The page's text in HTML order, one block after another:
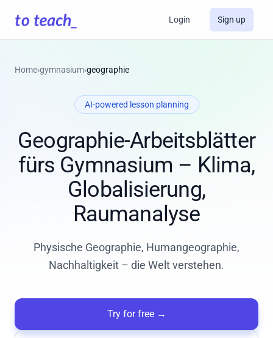
Login Sign up
Home›gymnasium›geographie
AI-powered lesson planning
Geographie-Arbeitsblätter
fürs Gymnasium – Klima,
Globalisierung,
Raumanalyse
Physische Geographie, Humangeographie,
Nachhaltigkeit – die Welt verstehen.
Try for free→